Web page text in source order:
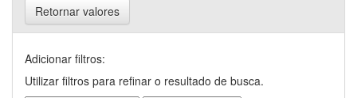
Retornar valores
Adicionar filtros:
Utilizar filtros para refinar o resultado de busca.